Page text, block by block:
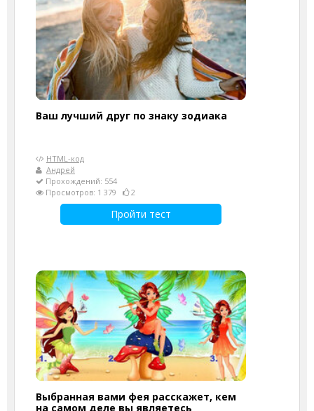
Ваш лучший друг по знаку зодиака
HTML-код
Андрей
Прохождений: 554
Просмотров: 1 379
2
Пройти тест
Выбранная вами фея расскажет, кем
на самом деле вы являетесь